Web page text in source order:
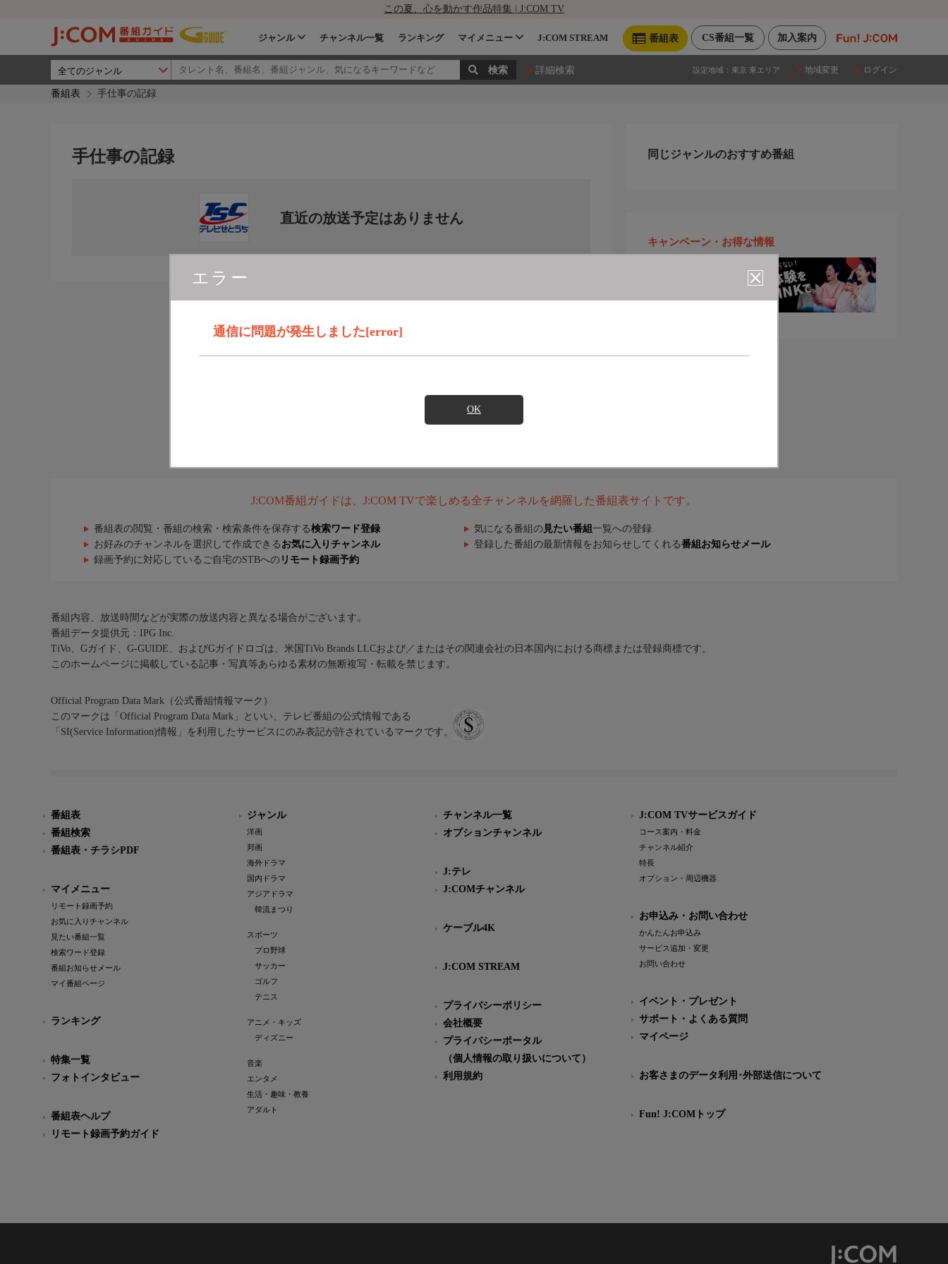
この夏、心を動かす作品特集 | J:COM TV
加入案内
CS番組一覧
番組表
ジャンル チャンネル一覧 ランキング マイメニュー J:COM STREAM
詳細検索 設定地域： 東京 東エリア 地域変更 ログイン
番組表 手仕事の記録
エラー
通信に問題が発生しました[error]
OK
手仕事の記録
直近の放送予定はありません
同じジャンルのおすすめ番組
キャンペーン・お得な情報
J:COM番組ガイドは、J:COM TVで楽しめる全チャンネルを網羅した番組表サイトです。
番組表の閲覧・番組の検索・検索条件を保存する検索ワード登録 気になる番組の 見たい番組 一覧への登録
お好みのチャンネルを選択して作成できる お気に入りチャンネル 登録した番組の最新情報をお知らせしてくれる番組お知らせメール
録画予約に対応しているご自宅のSTBへの リモート録画予約
番組内容、放送時間などが実際の放送内容と異なる場合がございます。
番組データ提供元：IPG Inc.
TiVo、Gガイド、G-GUIDE、およびGガイドロゴは、米国TiVo Brands LLCおよび／またはその関連会社の日本国内における商標または登録商標です。
このホームページに掲載している記事・写真等あらゆる素材の無断複写・転載を禁じます。
Official Program Data Mark（公式番組情報マーク）
このマークは「Official Program Data Mark」といい、テレビ番組の公式情報である
「SI(Service Information)情報」を利用したサービスにのみ表記が許されているマークです。
番組表
番組検索
番組表・チラシPDF
マイメニュー
リモート録画予約
お気に入りチャンネル
見たい番組一覧
検索ワード登録
番組お知らせメール
マイ番組ページ
ランキング
特集一覧
フォトインタビュー
番組表ヘルプ
リモート録画予約ガイド
ジャンル
洋画
邦画
海外ドラマ
国内ドラマ
アジアドラマ
韓流まつり
スポーツ
プロ野球
サッカー
ゴルフ
テニス
アニメ・キッズ
ディズニー
音楽
エンタメ
生活・趣味・教養
アダルト
チャンネル一覧
オプションチャンネル
J:テレ
J:COMチャンネル
ケーブル4K
J:COM STREAM
プライバシーポリシー
会社概要
プライバシーポータル
（個人情報の取り扱いについて）
利用規約
J:COM TVサービスガイド
コース案内・料金
チャンネル紹介
特長
オプション・周辺機器
お申込み・お問い合わせ
かんたんお申込み
サービス追加・変更
お問い合わせ
イベント・プレゼント
サポート・よくある質問
マイページ
お客さまのデータ利用･外部送信について
Fun! J:COMトップ